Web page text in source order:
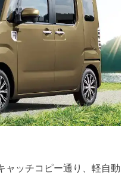
ャッチコピー通り、軽自動